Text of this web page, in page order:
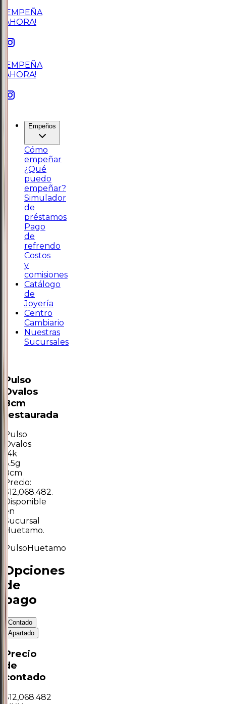
¡EMPEÑA
AHORA!
¡EMPEÑA
AHORA!
Empeños
Cómo
empeñar
¿Qué
puedo
empeñar?
Simulador
de
préstamos
Pago
de
refrendo
Costos
y
comisiones
Catálogo
de
Joyería
Centro
Cambiario
Nuestras
Sucursales
Pulso
Ovalos
8cm
restaurada
Pulso
Ovalos
14k
3.5g
8cm
Precio:
$12,068.482.
Disponible
en
Sucursal
Huetamo.
Pulso Huetamo
Opciones
de
pago
Contado
Apartado
Precio
de
contado
$12,068.482